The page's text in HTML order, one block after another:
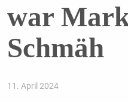
war
Schmäh
11. April 2024